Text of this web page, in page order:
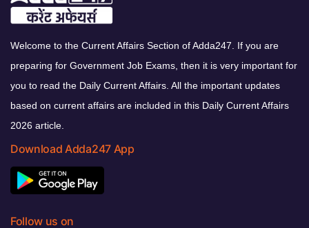
Welcome to the Current Affairs Section of Adda247. If you are
preparing for Government Job Exams, then it is very important for
you to read the Daily Current Affairs. All the important updates
based on current affairs are included in this Daily Current Affairs
2026 article.
Download Adda247 App
Follow us on